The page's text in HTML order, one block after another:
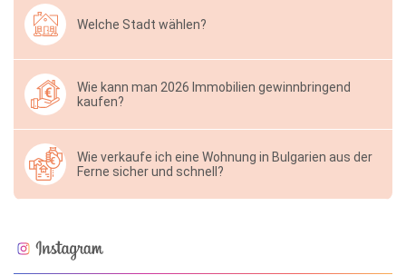
Welche Stadt wählen?
Wie kann man 2026 Immobilien gewinnbringend
kaufen?
Wie verkaufe ich eine Wohnung in Bulgarien aus der
Ferne sicher und schnell?